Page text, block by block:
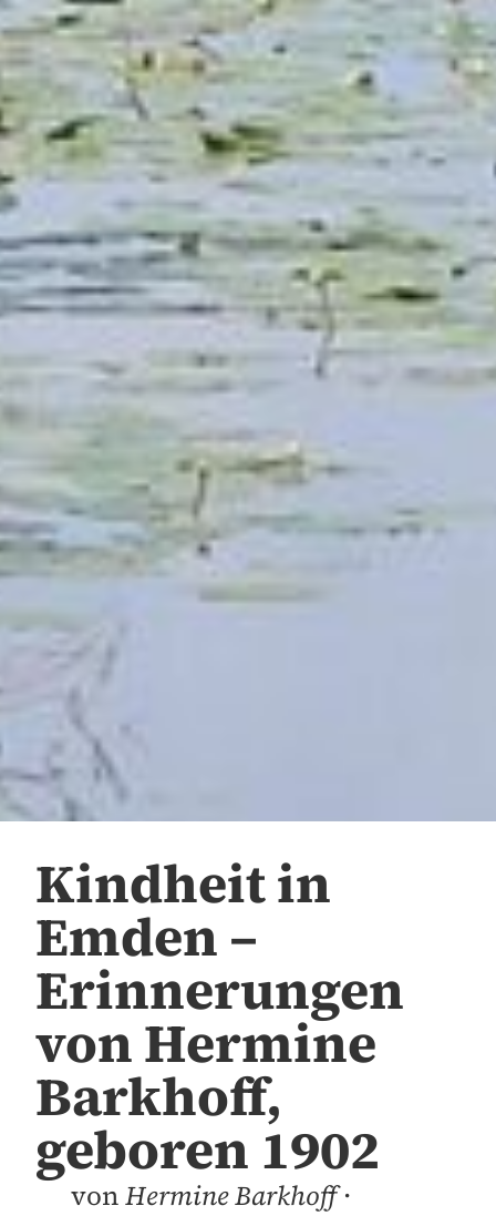
Kindheit in
Emden –
Erinnerungen
von Hermine
Barkhoff,
geboren 1902
vonHermine Barkhoff·